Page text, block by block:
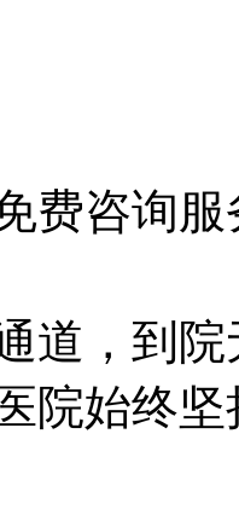
费咨询
道，到
院始终